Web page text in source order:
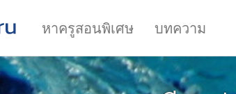
หาครูสอนพิเศษ บทความ